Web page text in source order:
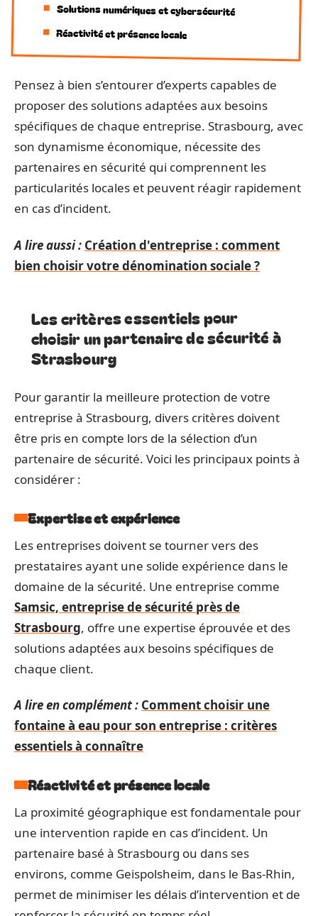
Solutions numériques et cybersécurité
Réactivité et présence locale
Pensez à bien s’entourer d’experts capables de
proposer des solutions adaptées aux besoins
spécifiques de chaque entreprise. Strasbourg, avec
son dynamisme économique, nécessite des
partenaires en sécurité qui comprennent les
particularités locales et peuvent réagir rapidement
en cas d’incident.
A lire aussi : Création d'entreprise : comment
bien choisir votre dénomination sociale ?
Les critères essentiels pour
choisir un partenaire de sécurité à
Strasbourg
Pour garantir la meilleure protection de votre
entreprise à Strasbourg, divers critères doivent
être pris en compte lors de la sélection d’un
partenaire de sécurité. Voici les principaux points à
considérer :
Expertise et expérience
Les entreprises doivent se tourner vers des
prestataires ayant une solide expérience dans le
domaine de la sécurité. Une entreprise comme
Samsic, entreprise de sécurité près de
Strasbourg, offre une expertise éprouvée et des
solutions adaptées aux besoins spécifiques de
chaque client.
A lire en complément : Comment choisir une
fontaine à eau pour son entreprise : critères
essentiels à connaître
Réactivité et présence locale
La proximité géographique est fondamentale pour
une intervention rapide en cas d’incident. Un
partenaire basé à Strasbourg ou dans ses
environs, comme Geispolsheim, dans le Bas-Rhin,
permet de minimiser les délais d’intervention et de